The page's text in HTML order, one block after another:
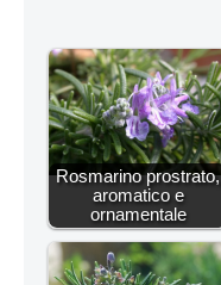
Rosmarino prostrato,
aromatico e
ornamentale